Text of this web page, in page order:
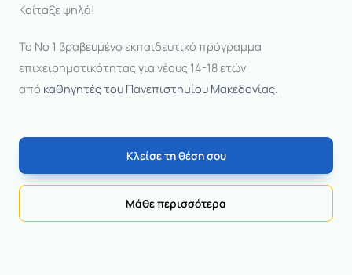
Κοίταξε ψηλά!
To Νο 1 βραβευμένο εκπαιδευτικό πρόγραμμα
επιχειρηματικότητας για νέους 14-18 ετών
από καθηγητέςτου Πανεπιστημίου Μακεδονίας.
Κλείσε τη θέση σου
Μάθε περισσότερα